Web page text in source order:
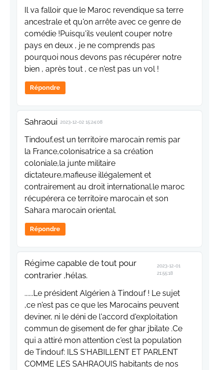
Il va falloir que le Maroc revendique sa terre
ancestrale et qu'on arrête avec ce genre de
comédie !Puisqu'ils veulent couper notre
pays en deux , je ne comprends pas
pourquoi nous devons pas récupérer notre
bien , après tout , ce n'est pas un vol !
Répondre
Sahraoui 2023-12-02 15:24:08
Tindouf,est un territoire marocain remis par
la France,colonisatrice a sa création
coloniale,la junte militaire
dictateure,mafieuse illégalement et
contrairement au droit international.le maroc
récupérera ce territoire marocain et son
Sahara marocain oriental.
Répondre
Régime capable de tout pour
contrarier ,hélas.
2023-12-01
21:55:18
......Le président Algérien à Tindouf ! Le sujet
,ce n'est pas ce que les Marocains peuvent
deviner, ni le déni de l'accord d'exploitation
commun de gisement de fer ghar jbilate .Ce
qui a attiré mon attention c'est la population
de Tindouf: ILS S'HABILLENT ET PARLENT
COMME LES SAHRAOUIS habitants de nos